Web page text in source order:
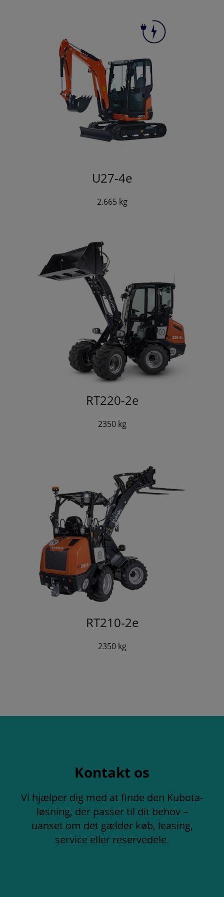
U27-4e
2.665 kg
RT220-2e
2350 kg
RT210-2e
2350 kg
Kontakt os
Vi hjælper dig med at finde den Kubota-
løsning, der passer til dit behov –
uanset om det gælder køb, leasing,
service eller reservedele.